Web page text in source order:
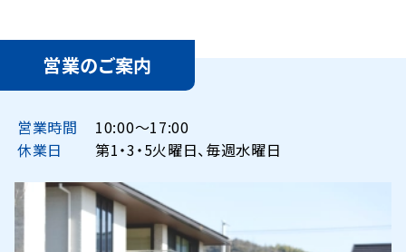
営業のご案内
営業時間
10:00〜17:00
休業日
第1・3・5火曜日、毎週水曜日